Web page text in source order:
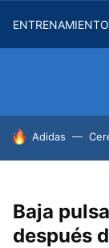
ENTRENAMIENTO
HOY SE
Adidas
Baja
después